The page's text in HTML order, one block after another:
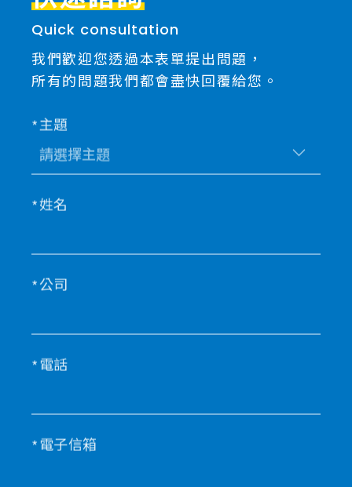
Quick consultation
我們歡迎您透過本表單提出問題，
所有的問題我們都會盡快回覆給您。
主題
姓名
公司
電話
電子信箱